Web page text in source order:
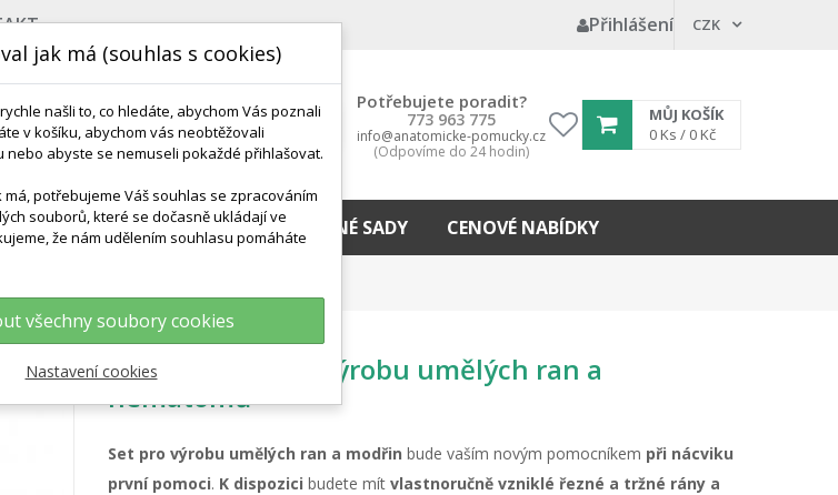
Přihlášení CZK
Potřebujete poradit?
773 963 775
info@anatomicke-pomucky.cz
(Odpovíme do 24 hodin)
My
wishlist
MŮJ KOŠÍK
0 Ks / 0 Kč
VÝCHOVA KE ZDRAVÍ VÝHODNÉ SADY CENOVÉ NABÍDKY
Set v kufříku na výrobu umělých ran a
hematomů
Set pro výrobu umělých ran a modřin bude vaším novým pomocníkem při nácviku
první pomoci. K dispozici budete mít vlastnoručně vzniklé řezné a tržné rány a
jak má (souhlas s cookies)
našli to, co hledáte, abychom Vás poznali
v košíku, abychom vás neobtěžovali
abyste se nemuseli pokaždé přihlašovat.
potřebujeme Váš souhlas se zpracováním
souborů, které se dočasně ukládají ve
že nám udělením souhlasu pomáháte
všechny soubory cookies
Nastavení cookies